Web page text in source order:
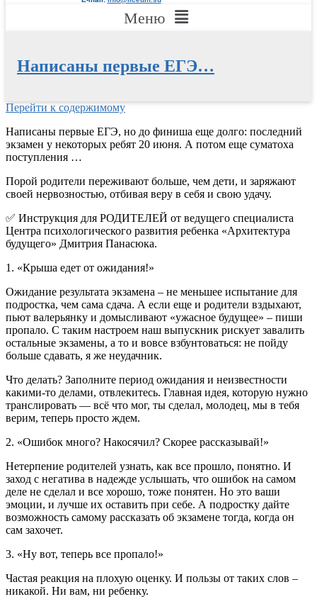
Меню
Написаны первые ЕГЭ…
Перейти к содержимому
Написаны первые ЕГЭ, но до финиша еще долго: последний
экзамен у некоторых ребят 20 июня. А потом еще суматоха
поступления …
Порой родители переживают больше, чем дети, и заряжают
своей нервозностью, отбивая веру в себя и свою удачу.
✅ Инструкция для РОДИТЕЛЕЙ от ведущего специалиста
Центра психологического развития ребенка «Архитектура
будущего» Дмитрия Панасюка.
1. «Крыша едет от ожидания!»
Ожидание результата экзамена – не меньшее испытание для
подростка, чем сама сдача. А если еще и родители вздыхают,
пьют валерьянку и домысливают «ужасное будущее» – пиши
пропало. С таким настроем наш выпускник рискует завалить
остальные экзамены, а то и вовсе взбунтоваться: не пойду
больше сдавать, я же неудачник.
Что делать? Заполните период ожидания и неизвестности
какими-то делами, отвлекитесь. Главная идея, которую нужно
транслировать — всё что мог, ты сделал, молодец, мы в тебя
верим, теперь просто ждем.
2. «Ошибок много? Накосячил? Скорее рассказывай!»
Нетерпение родителей узнать, как все прошло, понятно. И
заход с негатива в надежде услышать, что ошибок на самом
деле не сделал и все хорошо, тоже понятен. Но это ваши
эмоции, и лучше их оставить при себе. А подростку дайте
возможность самому рассказать об экзамене тогда, когда он
сам захочет.
3. «Ну вот, теперь все пропало!»
Частая реакция на плохую оценку. И пользы от таких слов –
никакой. Ни вам, ни ребенку.